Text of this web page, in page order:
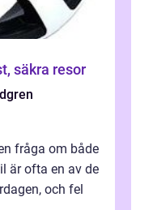
trygg last, säkra resor
fråga om både
är ofta en av de
och fel